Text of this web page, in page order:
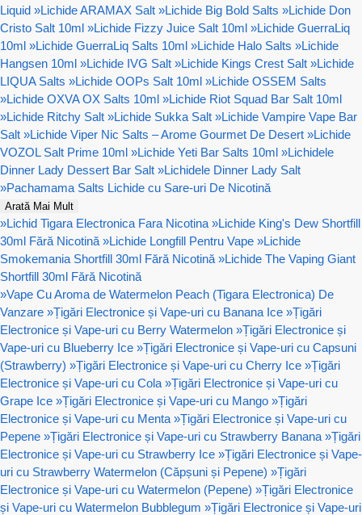
Liquid »Lichide ARAMAX Salt »Lichide Big Bold Salts »Lichide Don
Cristo Salt 10ml »Lichide Fizzy Juice Salt 10ml »Lichide GuerraLiq
10ml »Lichide GuerraLiq Salts 10ml »Lichide Halo Salts »Lichide
Hangsen 10ml »Lichide IVG Salt »Lichide Kings Crest Salt »Lichide
LIQUA Salts »Lichide OOPs Salt 10ml »Lichide OSSEM Salts
»Lichide OXVA OX Salts 10ml »Lichide Riot Squad Bar Salt 10ml
»Lichide Ritchy Salt »Lichide Sukka Salt »Lichide Vampire Vape Bar
Salt »Lichide Viper Nic Salts – Arome Gourmet De Desert »Lichide
VOZOL Salt Prime 10ml »Lichide Yeti Bar Salts 10ml »Lichidele
Dinner Lady Dessert Bar Salt »Lichidele Dinner Lady Salt
»Pachamama Salts Lichide cu Sare-uri De Nicotină
Arată Mai Mult
»Lichid Tigara Electronica Fara Nicotina »Lichide King's Dew Shortfill
30ml Fără Nicotină »Lichide Longfill Pentru Vape »Lichide
Smokemania Shortfill 30ml Fără Nicotină »Lichide The Vaping Giant
Shortfill 30ml Fără Nicotină
»Vape Cu Aroma de Watermelon Peach (Tigara Electronica) De
Vanzare »Țigări Electronice și Vape-uri cu Banana Ice »Țigări
Electronice și Vape-uri cu Berry Watermelon »Țigări Electronice și
Vape-uri cu Blueberry Ice »Țigări Electronice și Vape-uri cu Capsuni
(Strawberry) »Țigări Electronice și Vape-uri cu Cherry Ice »Țigări
Electronice și Vape-uri cu Cola »Țigări Electronice și Vape-uri cu
Grape Ice »Țigări Electronice și Vape-uri cu Mango »Țigări
Electronice și Vape-uri cu Menta »Țigări Electronice și Vape-uri cu
Pepene »Țigări Electronice și Vape-uri cu Strawberry Banana »Țigări
Electronice și Vape-uri cu Strawberry Ice »Țigări Electronice și Vape-
uri cu Strawberry Watermelon (Căpșuni și Pepene) »Țigări
Electronice și Vape-uri cu Watermelon (Pepene) »Țigări Electronice
și Vape-uri cu Watermelon Bubblegum »Țigări Electronice și Vape-uri